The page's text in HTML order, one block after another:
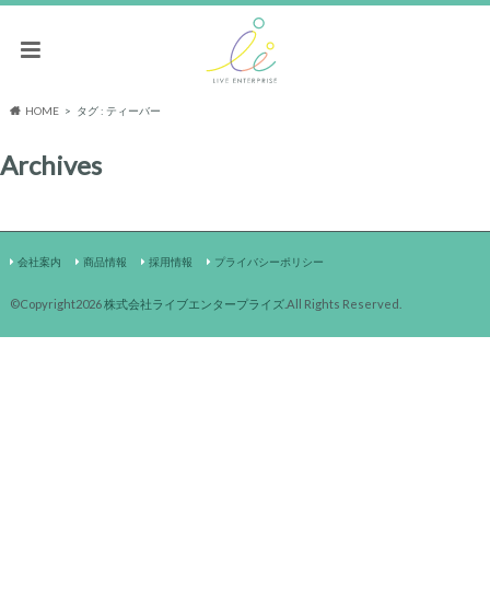
HOME タグ : ティーバー
Archives
会社案内 商品情報 採用情報 プライバシーポリシー
©Copyright2026株式会社ライブエンタープライズ.All Rights Reserved.